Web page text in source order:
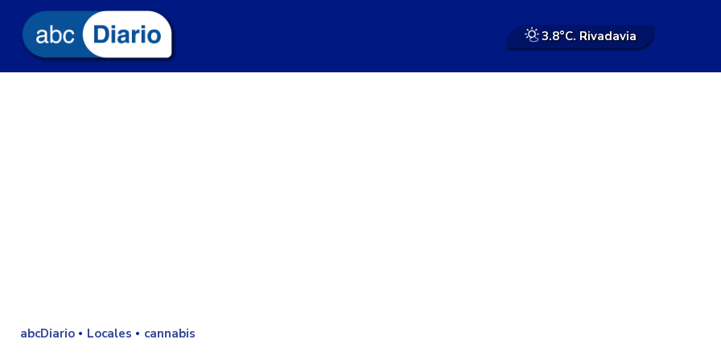
3.8°C. Rivadavia
abcDiario Locales cannabis